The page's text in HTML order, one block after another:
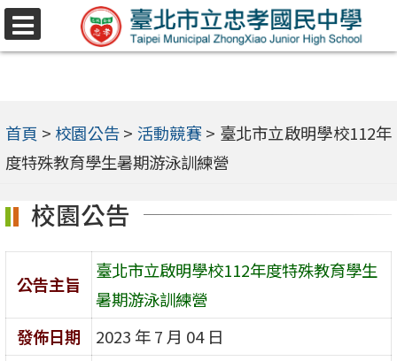
跳
至
內
容
選
首頁 > 校園公告> 活動競賽 > 臺北市立啟明學校112年
度特殊教育學生暑期游泳訓練營
校園公告
公告主旨
臺北市立啟明學校112年度特殊教育學生
暑期游泳訓練營
發佈日期
2023 年 7 月 04 日